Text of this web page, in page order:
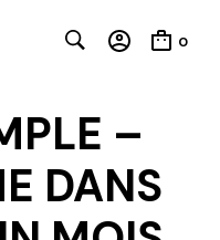
0
–
DANS